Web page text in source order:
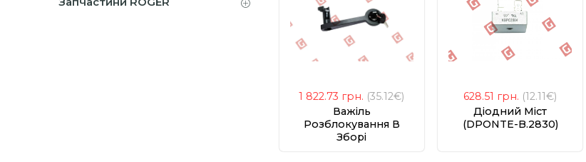
1 822.73 грн. (35.12€)
Важіль
Розблокування В
Зборі
628.51 грн. (12.11€)
Діодний Міст
(DPONTE-B.2830)